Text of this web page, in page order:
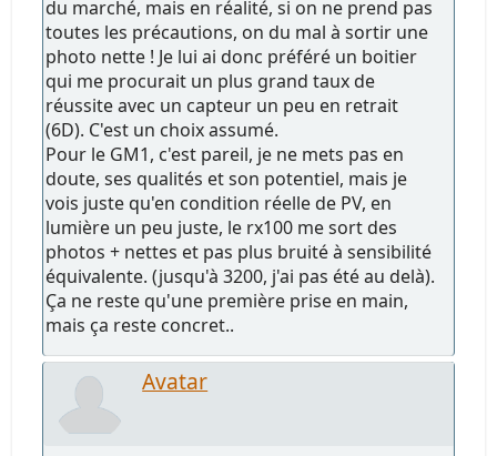
du marché, mais en réalité, si on ne prend pas
toutes les précautions, on du mal à sortir une
photo nette ! Je lui ai donc préféré un boitier
qui me procurait un plus grand taux de
réussite avec un capteur un peu en retrait
(6D). C'est un choix assumé.
Pour le GM1, c'est pareil, je ne mets pas en
doute, ses qualités et son potentiel, mais je
vois juste qu'en condition réelle de PV, en
lumière un peu juste, le rx100 me sort des
photos + nettes et pas plus bruité à sensibilité
équivalente. (jusqu'à 3200, j'ai pas été au delà).
Ça ne reste qu'une première prise en main,
mais ça reste concret..
Avatar